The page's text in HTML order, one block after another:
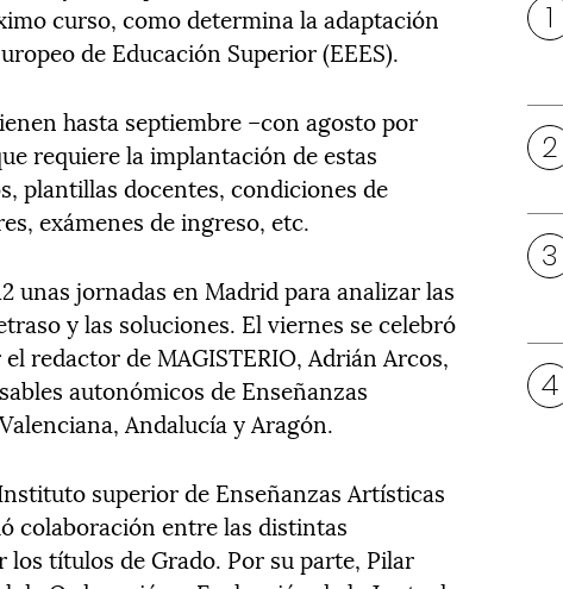
curso, como determina la adaptación
de Educación Superior (EEES).
hasta septiembre –con agosto por
requiere la implantación de estas
plantillas docentes, condiciones de
exámenes de ingreso, etc.
unas jornadas en Madrid para analizar las
y las soluciones. El viernes se celebró
redactor de MAGISTERIO, Adrián Arcos,
autonómicos de Enseñanzas
Andalucía y Aragón.
superior de Enseñanzas Artísticas
colaboración entre las distintas
títulos de Grado. Por su parte, Pilar